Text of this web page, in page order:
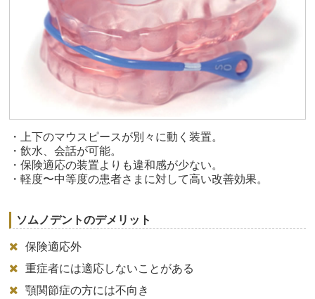
・上下のマウスピースが別々に動く装置。
・飲水、会話が可能。
・保険適応の装置よりも違和感が少ない。
・軽度〜中等度の患者さまに対して高い改善効果。
ソムノデントのデメリット
保険適応外
重症者には適応しないことがある
顎関節症の方には不向き